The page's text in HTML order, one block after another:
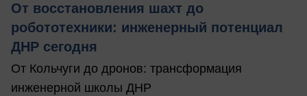
От восстановления шахт до
робототехники: инженерный потенциал
ДНР сегодня
От Кольчуги до дронов: трансформация
инженерной школы ДНР